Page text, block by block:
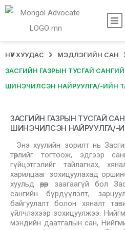
НҮҮР ХУУДАС МЭДЛЭГИЙН САН
ЗАСГИЙН ГАЗРЫН ТУСГАЙ
ШИНЭЧИЛСЭН НАЙРУУЛГА/-ИЙН
ЗАСГИЙН ГАЗРЫН ТУСГАЙ
ШИНЭЧИЛСЭН НАЙРУУЛГА/-
Энэ хуулийн зорилт нь
төрлийг тогтоож, эдгээр
гүйцэтгэлийг тайлагнах,
харилцааг зохицуулахад
хуульд өөрөөр заагаагүй бол
сангийн бүрдүүлэлт,
байгуулалт болон хяналт
үйлчлэхээр зохицуулжээ.
мэндийн даатгалын сан,